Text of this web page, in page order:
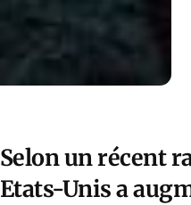
Selon un récent
Etats-Unis a